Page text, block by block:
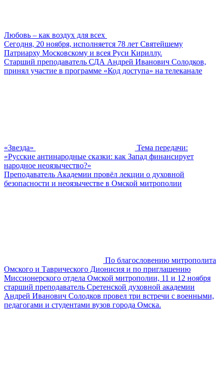
Любовь – как воздух для всех
Сегодня, 20 ноября, исполняется 78 лет Святейшему
Патриарху Московскому и всея Руси Кириллу.
Старший преподаватель СДА Андрей Иванович Солодков,
принял участие в программе «Код доступа» на телеканале
«Звезда»
Тема передачи:
«Русские антинародные сказки: как Запад финансирует
народное неоязычество?»
Преподаватель Академии провёл лекции о духовной
безопасности и неоязычестве в Омской митрополии
По благословению митрополита
Омского и Таврического Дионисия и по приглашению
Миссионерского отдела Омской митрополии, 11 и 12 ноября
старший преподаватель Сретенской духовной академии
Андрей Иванович Солодков провел три встречи с военными,
педагогами и студентами вузов города Омска.